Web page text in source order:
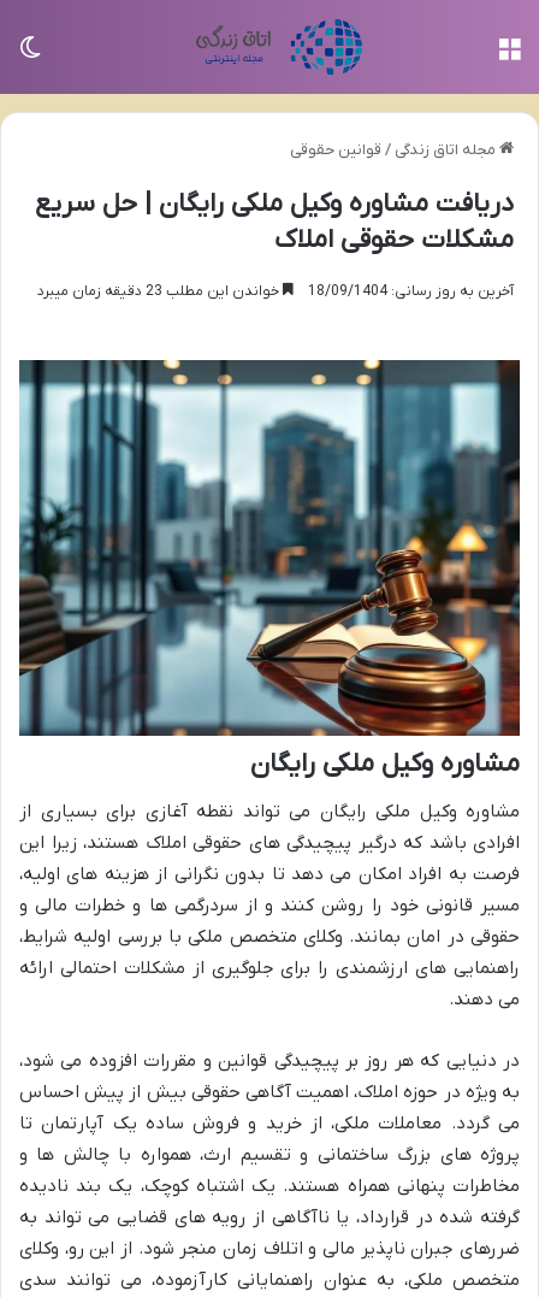
مجله اتاق زندگی / قوانین حقوقی
دریافت مشاوره وکیل ملکی رایگان | حل سریع
مشکلات حقوقی املاک
آخرین به روز رسانی: 18/09/1404 خواندن این مطلب 23 دقیقه زمان میبرد
مشاوره وکیل ملکی رایگان
مشاوره وکیل ملکی رایگان می تواند نقطه آغازی برای بسیاری از
افرادی باشد که درگیر پیچیدگی های حقوقی املاک هستند، زیرا این
فرصت به افراد امکان می دهد تا بدون نگرانی از هزینه های اولیه،
مسیر قانونی خود را روشن کنند و از سردرگمی ها و خطرات مالی و
حقوقی در امان بمانند. وکلای متخصص ملکی با بررسی اولیه شرایط،
راهنمایی های ارزشمندی را برای جلوگیری از مشکلات احتمالی ارائه
می دهند.
در دنیایی که هر روز بر پیچیدگی قوانین و مقررات افزوده می شود،
به ویژه در حوزه املاک، اهمیت آگاهی حقوقی بیش از پیش احساس
می گردد. معاملات ملکی، از خرید و فروش ساده یک آپارتمان تا
پروژه های بزرگ ساختمانی و تقسیم ارث، همواره با چالش ها و
مخاطرات پنهانی همراه هستند. یک اشتباه کوچک، یک بند نادیده
گرفته شده در قرارداد، یا ناآگاهی از رویه های قضایی می تواند به
ضررهای جبران ناپذیر مالی و اتلاف زمان منجر شود. از این رو، وکلای
متخصص ملکی، به عنوان راهنمایانی کارآزموده، می توانند سدی